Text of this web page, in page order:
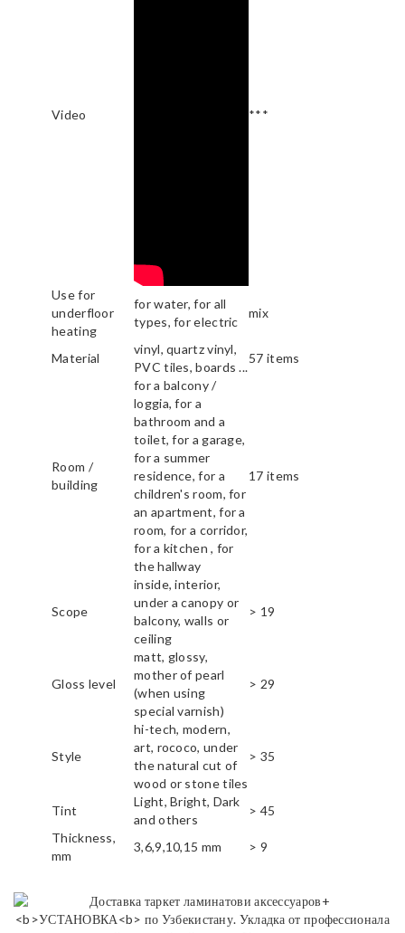
Video ***
Use for
underfloor
heating
for water, for all
types, for electric
mix
Material
vinyl, quartz vinyl,
PVC tiles, boards ...
57 items
Room /
building
for a balcony /
loggia, for a
bathroom and a
toilet, for a garage,
for a summer
residence, for a
children's room, for
an apartment, for a
room, for a corridor,
for a kitchen , for
the hallway
17 items
Scope
inside, interior,
under a canopy or
balcony, walls or
ceiling
> 19
Gloss level
matt, glossy,
mother of pearl
(when using
special varnish)
> 29
Style
hi-tech, modern,
art, rococo, under
the natural cut of
wood or stone tiles
> 35
Tint
Light, Bright, Dark
and others
> 45
Thickness,
mm
3,6,9,10,15 mm > 9